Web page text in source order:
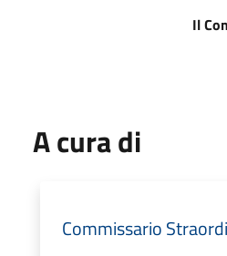
Il
A cura di
Commissario